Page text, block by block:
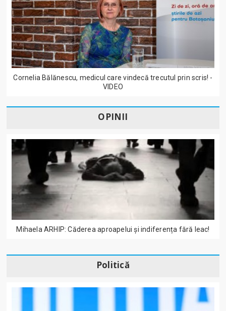
Cornelia Bălănescu, medicul care vindecă trecutul prin scris! -
VIDEO
OPINII
Mihaela ARHIP: Căderea aproapelui și indiferența fără leac!
Politică